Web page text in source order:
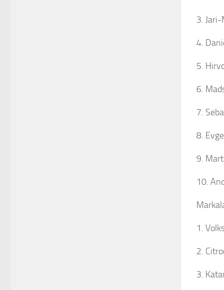
3.
4.
5.
6.
7.
8.
9.
10.
1.
2.
3.